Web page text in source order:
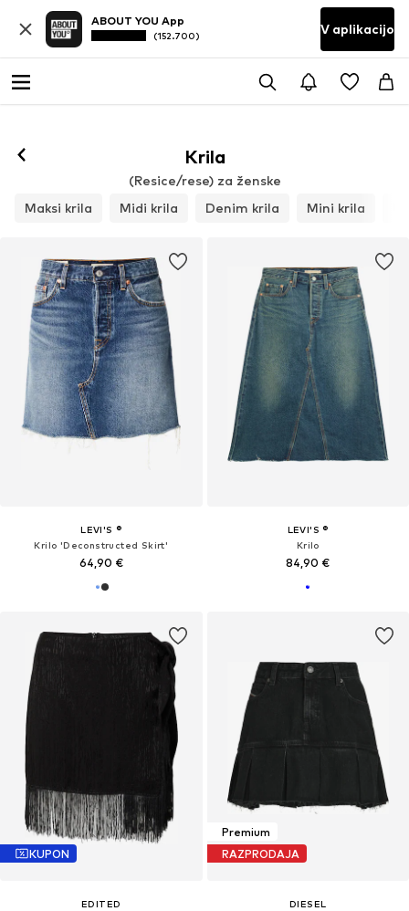
ABOUT YOU App
(152.700) V aplikacijo
Krila
(Resice/rese) za ženske
Maksi krila
Midi krila Denim krila Mini krila
LEVI'S ®
Krilo 'Deconstructed Skirt'
64,90 €
LEVI'S ®
Krilo
84,90 €
KUPON
EDITED
Premium
RAZPRODAJA
DIESEL